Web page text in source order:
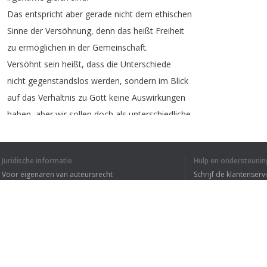
Das entspricht aber gerade nicht dem ethischen
Sinne der Versöhnung, denn das heißt Freiheit
zu ermöglichen in der Gemeinschaft.
Versöhnt sein heißt, dass die Unterschiede
nicht gegenstandslos werden, sondern im Blick
auf das Verhältnis zu Gott keine Auswirkungen
haben aber wir sollen doch als unterschiedliche
im Wegraum des
dem besten Weg suchen.
Juridische informatie
Voor eigenaren van auteursrecht
Hulp en
Schrijf de